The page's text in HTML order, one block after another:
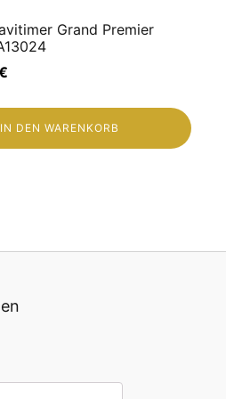
ist möglich.
Grand Premier
IN DEN WARENKORB